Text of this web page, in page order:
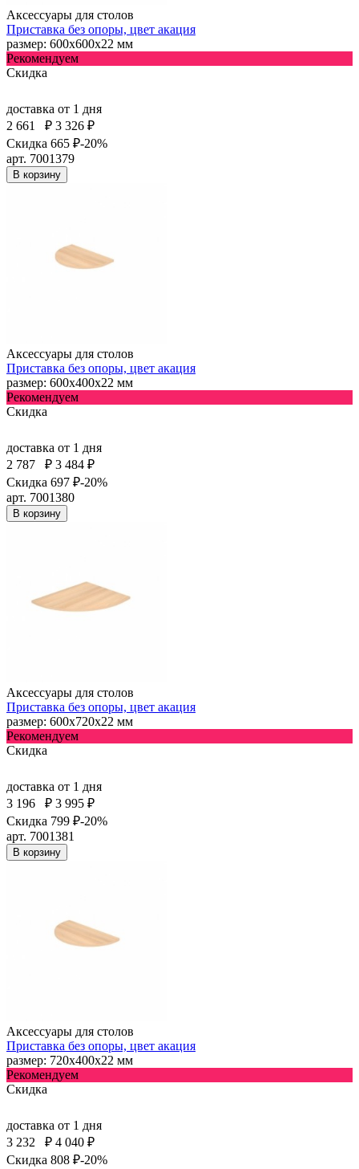
Аксессуары для столов
Приставка без опоры, цвет акация
размер: 600х600х22 мм
Рекомендуем
Скидка
доставка от 1 дня
2 661
₽ 3 326 ₽
Скидка 665 ₽-20%
арт. 7001379
В корзину
Аксессуары для столов
Приставка без опоры, цвет акация
размер: 600х400х22 мм
Рекомендуем
Скидка
доставка от 1 дня
2 787
₽ 3 484 ₽
Скидка 697 ₽-20%
арт. 7001380
В корзину
Аксессуары для столов
Приставка без опоры, цвет акация
размер: 600х720х22 мм
Рекомендуем
Скидка
доставка от 1 дня
3 196
₽ 3 995 ₽
Скидка 799 ₽-20%
арт. 7001381
В корзину
Аксессуары для столов
Приставка без опоры, цвет акация
размер: 720х400х22 мм
Рекомендуем
Скидка
доставка от 1 дня
3 232
₽ 4 040 ₽
Скидка 808 ₽-20%